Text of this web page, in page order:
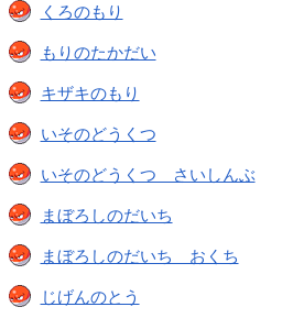
くろのもり
もりのたかだい
キザキのもり
いそのどうくつ
いそのどうくつ さいしんぶ
まぼろしのだいち
まぼろしのだいち おくち
じげんのとう